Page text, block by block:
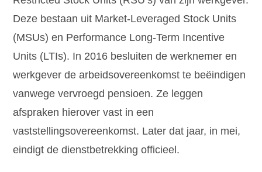
Deze bestaan uit Market-Leveraged Stock Units
(MSUs) en Performance Long-Term Incentive
Units (LTIs). In 2016 besluiten de werknemer en
werkgever de arbeidsovereenkomst te beëindigen
vanwege vervroegd pensioen. Ze leggen
afspraken hierover vast in een
vaststellingsovereenkomst. Later dat jaar, in mei,
eindigt de dienstbetrekking officieel.